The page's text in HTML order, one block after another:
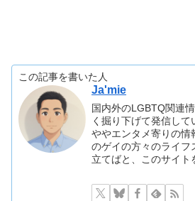
この記事を書いた人
Ja'mie
国内外のLGBTQ関連
く掘り下げて発信して
ややエンタメ寄りの情
のゲイの方々のライフ
立てばと、このサイト